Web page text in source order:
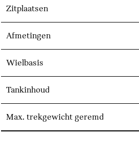
Zitplaatsen
Afmetingen
Wielbasis
Tankinhoud
Max. trekgewicht geremd